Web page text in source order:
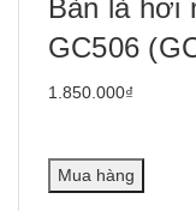
Bàn là hơi
GC506
1.850.000₫
Mua hàng